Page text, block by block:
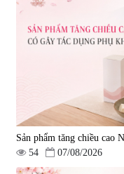
Sản phẩm tăng chiều cao
54
07/08/2026